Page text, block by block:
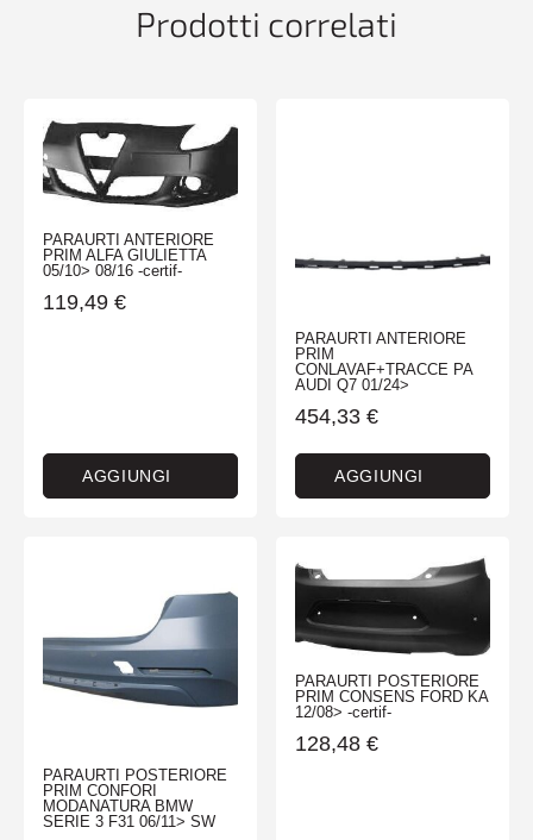
Prodotti correlati
PARAURTI ANTERIORE
PRIM ALFA GIULIETTA
05/10> 08/16 -certif-
119,49 €
AGGIUNGI
PARAURTI ANTERIORE
PRIM
CONLAVAF+TRACCE PA
AUDI Q7 01/24>
454,33 €
AGGIUNGI
PARAURTI POSTERIORE
PRIM CONFORI
MODANATURA BMW
SERIE 3 F31 06/11> SW
PARAURTI POSTERIORE
PRIM CONSENS FORD KA
12/08> -certif-
128,48 €